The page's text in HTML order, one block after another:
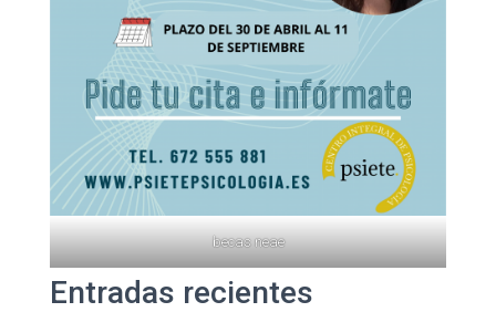
becas neae
Entradas recientes